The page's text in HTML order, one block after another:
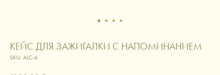
КЕЙС ДЛЯ ЗАЖИГАЛКИ С НАПОМИНАНИЕМ
SKU: ALC-6